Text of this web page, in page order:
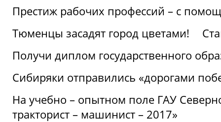
Престиж рабочих профессий – с
Тюменцы засадят город цветами!
Получи диплом государственного
Сибиряки отправились «дорогами
На учебно – опытном поле ГАУ
тракторист – машинист – 2017»